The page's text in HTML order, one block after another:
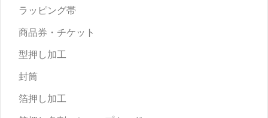
ラッピング帯
商品券・チケット
型押し加工
封筒
箔押し加工